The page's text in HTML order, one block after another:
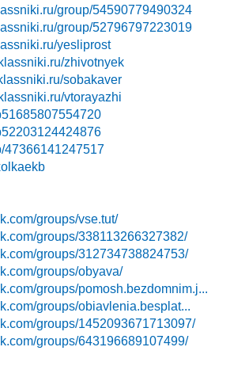
group/54590779490324
group/52796797223019
yesliprost
zhivotnyek
sobakaver
vtorayazhi
47366141247517
groups/vse.tut/
groups/338113266327382/
groups/312734738824753/
groups/obyava/
groups/pomosh.bezdomnim.j...
groups/obiavlenia.besplat...
groups/1452093671713097/
groups/643196689107499/